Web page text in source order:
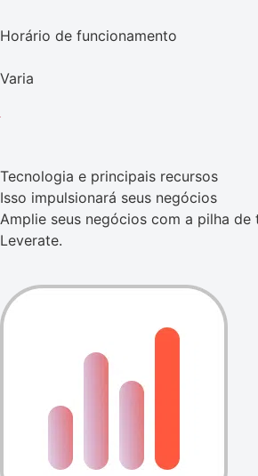
Horário de funcionamento
Varia
Tecnologia e principais recursos
Isso impulsionará seus negócios
Amplie seus negócios com a pilha de
Leverate.